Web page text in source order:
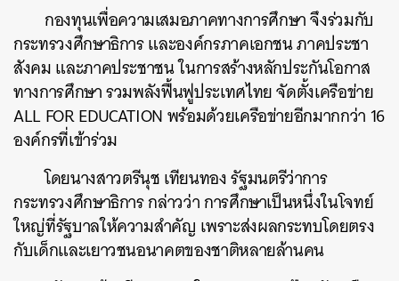
กองทุนเพื่อความเสมอภาคทางการศึกษา จึงร่วมกับ
กระทรวงศึกษาธิการ และองค์กรภาคเอกชน ภาคประชา
สังคม และภาคประชาชน ในการสร้างหลักประกันโอกาส
ทางการศึกษา รวมพลังฟื้นฟูประเทศไทย จัดตั้งเครือข่าย
ALL FOR EDUCATION พร้อมด้วยเครือข่ายอีกมากกว่า 16
องค์กรที่เข้าร่วม
โดยนางสาวตรีนุช เทียนทอง รัฐมนตรีว่าการ
กระทรวงศึกษาธิการ กล่าวว่า การศึกษาเป็นหนึ่งในโจทย์
ใหญ่ที่รัฐบาลให้ความสำคัญ เพราะส่งผลกระทบโดยตรง
กับเด็กและเยาวชนอนาคตของชาติหลายล้านคน